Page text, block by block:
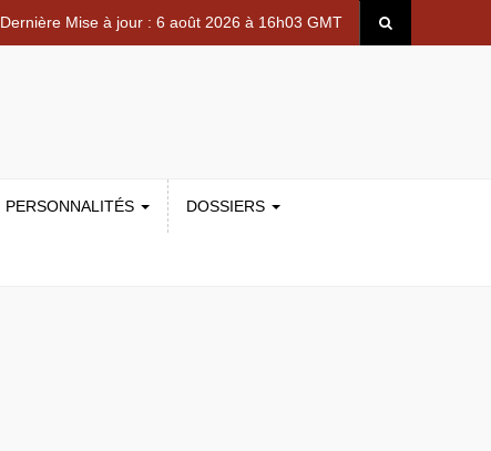
Dernière Mise à jour : 6 août 2026 à 16h03 GMT
PERSONNALITÉS DOSSIERS